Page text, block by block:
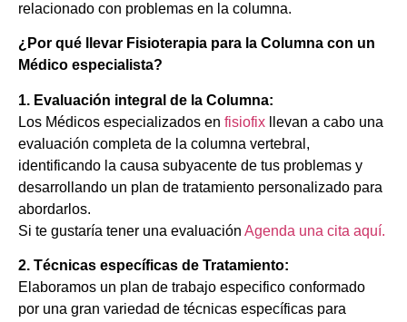
relacionado con problemas en la columna.
¿Por qué llevar Fisioterapia para la Columna con un
Médico especialista?
1. Evaluación integral de la Columna:
Los Médicos especializados en fisiofix llevan a cabo una
evaluación completa de la columna vertebral,
identificando la causa subyacente de tus problemas y
desarrollando un plan de tratamiento personalizado para
abordarlos.
Si te gustaría tener una evaluación Agenda una cita aquí.
2. Técnicas específicas de Tratamiento:
Elaboramos un plan de trabajo especifico conformado
por una gran variedad de técnicas específicas para